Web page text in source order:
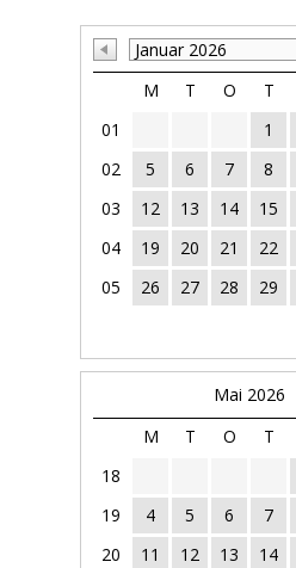
Januar 2026
M
T O T
01
1
02
5 6 7 8
03
12 13 14 15
04
19 20 21 22
05
26 27 28 29
Mai 2026
M
T O T
18
19
4 5 6 7
20
11 12 13 14